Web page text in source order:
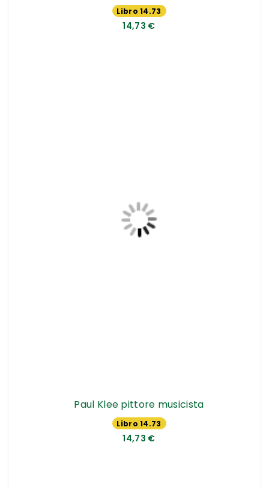
Libro 14.73
€
14,73 €
Paul Klee pittore musicista
Libro 14.73
€
14,73 €